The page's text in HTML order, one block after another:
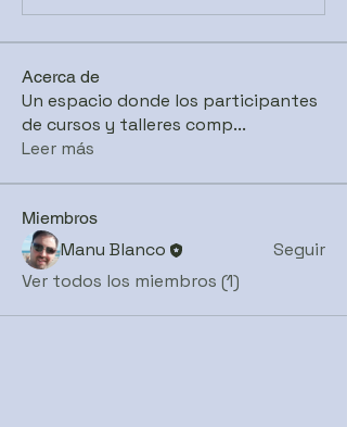
Acerca de
Un espacio donde los participantes
de cursos y talleres comp...
Leer más
Miembros
Manu Blanco
Seguir
Ver todos los miembros (1)